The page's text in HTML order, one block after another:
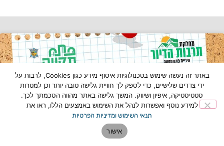
באתר זה נעשה שימוש בטכנולוגיות איסוף מידע כגון Cookies, לרבות על
ידי צדדים שלישיים, כדי לספק לך חוויית גלישה טובה יותר וכן למטרות
סטטיסטיקה, איפיון ושיווק. המשך גלישה באתר מהווה הסכמתך לכך.
למידע נוסף ואפשרות לנהל את השימוש באמצעים הללו, ראו את
תנאי השימוש ומדיניות הפרטיות
אישור